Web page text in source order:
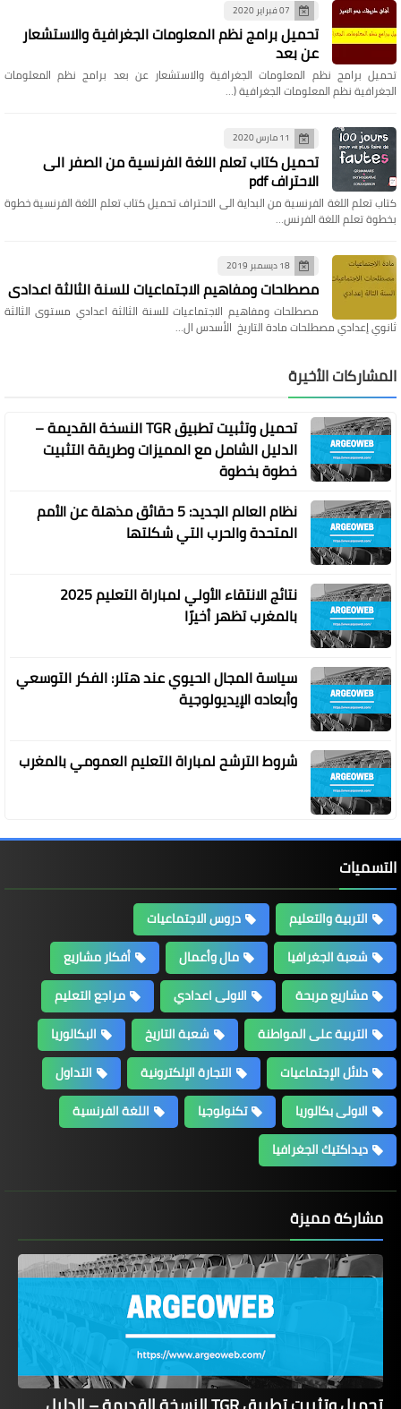
07 فبراير 2020
تحميل برامج نظم المعلومات الجغرافية والاستشعار
عن بعد
تحميل برامج نظم المعلومات الجغرافية والاستشعار عن بعد برامج نظم المعلومات
الجغرافية نظم المعلومات الجغرافية (…
11 مارس 2020
تحميل كتاب تعلم اللغة الفرنسية من الصفر الى
الاحتراف pdf
كتاب تعلم اللغة الفرنسية من البداية الى الاحتراف تحميل كتاب تعلم اللغة الفرنسية خطوة
بخطوة تعلم اللغة الفرنس…
18 ديسمبر 2019
مصطلحات ومفاهيم الاجتماعيات للسنة الثالثة اعدادي
مصطلحات ومفاهيم الاجتماعيات للسنة الثالثة اعدادي مستوى الثالثة
ثانوي إعدادي مصطلحات مادة التاريخ الأسدس ال…
المشاركات الأخيرة
تحميل وتثبيت تطبيق TGR النسخة القديمة –
الدليل الشامل مع المميزات وطريقة التثبيت
خطوة بخطوة
نظام العالم الجديد: 5 حقائق مذهلة عن الأمم
المتحدة والحرب التي شكلتها
نتائج الانتقاء الأولي لمباراة التعليم 2025
بالمغرب تظهر أخيرًا
سياسة المجال الحيوي عند هتلر: الفكر التوسعي
وأبعاده الإيديولوجية
شروط الترشح لمباراة التعليم العمومي بالمغرب
التسميات
التربية والتعليم
دروس الاجتماعيات
شعبة الجغرافيا
مال وأعمال
أفكار مشاريع
مشاريع مربحة
الاولى اعدادي
مراجع التعليم
التربية على المواطنة
شعبة التاريخ
البكالوريا
دلائل الإجتماعيات
التجارة الإلكترونية
التداول
الاولى بكالوريا
تكنولوجيا
اللغة الفرنسية
ديداكتيك الجغرافيا
مشاركة مميزة